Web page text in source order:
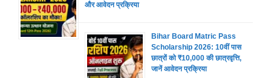
और आवेदन प्रक्रिया
Bihar Board Matric Pass
Scholarship 2026: 10वीं पास
छात्रों को ₹10,000 की छात्रवृत्ति,
जानें आवेदन प्रक्रिया